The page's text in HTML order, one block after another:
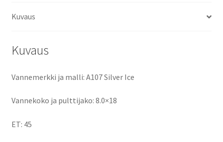
o
Kuvaus
Kuvaus
Vannemerkki ja malli: A107 Silver Ice
Vannekoko ja pulttijako: 8.0×18
ET: 45